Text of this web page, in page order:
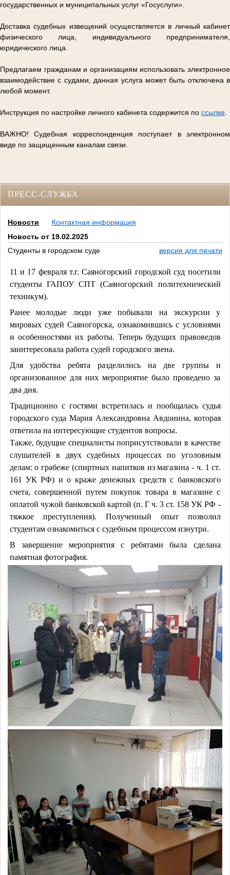
государственных и муниципальных услуг «Госуслуги».
Доставка судебных извещений осуществляется в личный кабинет
физического лица, индивидуального предпринимателя,
юридического лица.
Предлагаем гражданам и организациям использовать электронное
взаимодействие с судами, данная услуга может быть отключена в
любой момент.
Инструкция по настройке личного кабинета содержится по ссылке
ВАЖНО! Судебная корреспонденция поступает в электронном
виде по защищенным каналам связи.
ПРЕСС-СЛУЖБА
Новости
Контактная информация
Новость от 19.02.2025
Студенты в городском суде
версия для печати
11 и 17 февраля т.г. Саяногорский городской суд посетили
студенты ГАПОУ СПТ (Саяногорский политехнический
техникум).
Ранее молодые люди уже побывали на экскурсии у
мировых судей Саяногорска, ознакомившись с условиями
и особенностями их работы. Теперь будущих правоведов
заинтересовала работа судей городского звена.
Для удобства ребята разделились на две группы и
организованное для них мероприятие было проведено за
два дня.
Традиционно с гостями встретилась и пообщалась судья
городского суда Мария Александровна Авдонина, которая
ответила на интересующие студентов вопросы.
Также, будущие специалисты поприсутствовали в качестве
слушателей в двух судебных процессах по уголовным
делам: о грабеже (спиртных напитков из магазина - ч. 1 ст.
161 УК РФ) и о краже денежных средств с банковского
счета, совершенной путем покупок товара в магазине с
оплатой чужой банковской картой (п. Г ч. 3 ст. 158 УК РФ -
тяжкое преступления). Полученный опыт позволил
студентам ознакомиться с судебным процессом изнутри.
В завершение мероприятия с ребятами была сделана
памятная фотография.